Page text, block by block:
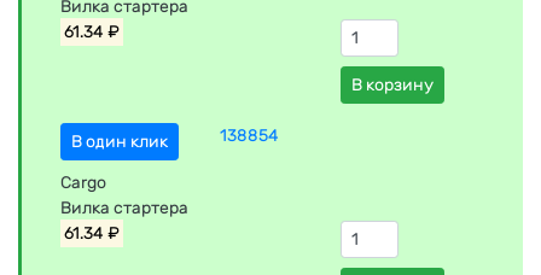
Вилка стартера
61.34 ₽
В корзину
В один клик 138854
Cargo
Вилка стартера
61.34 ₽